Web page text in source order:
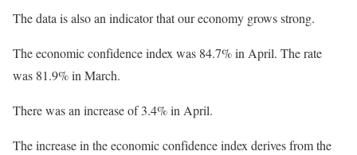
The data is also an indicator that our economy grows strong.
The economic confidence index was 84.7% in April. The rate
was 81.9% in March.
There was an increase of 3.4% in April.
The increase in the economic confidence index derives from the